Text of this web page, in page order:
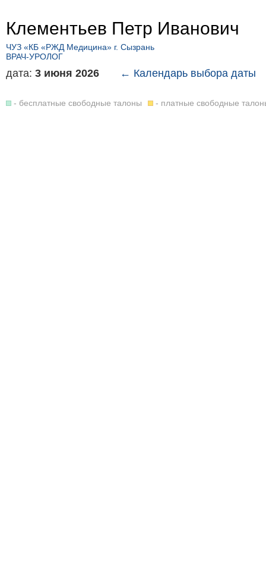
Клементьев Петр Иванович
ЧУЗ «КБ «РЖД Медицина» г. Сызрань
ВРАЧ-УРОЛОГ
дата: 3 июня 2026 ← Календарь выбора даты
- бесплатные свободные талоны - платные свободные